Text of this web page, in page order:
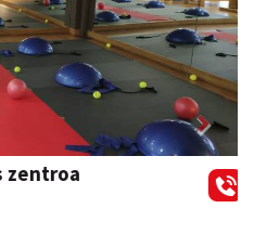
Next